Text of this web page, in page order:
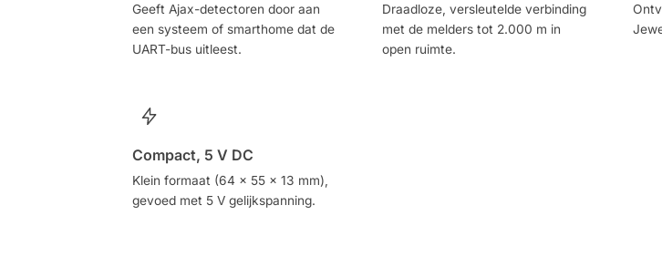
Geeft Ajax-detectoren door aan
een systeem of smarthome dat de
UART-bus uitleest.
Draadloze, versleutelde verbinding
met de melders tot 2.000 m in
open ruimte.
Compact, 5 V DC
Klein formaat (64 x 55 x 13 mm),
gevoed met 5 V gelijkspanning.